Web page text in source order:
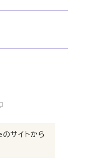
サイトから